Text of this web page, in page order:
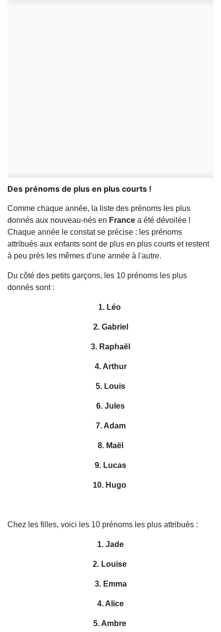
Des prénoms de plus en plus courts !
Comme chaque année, la liste des prénoms les plus
donnés aux nouveau-nés en France a été dévoilée !
Chaque année le constat se précise : les prénoms
attribués aux enfants sont de plus en plus courts et restent
à peu près les mêmes d'une année à l'autre.
Du côté des petits garçons, les 10 prénoms les plus
donnés sont :
1. Léo
2. Gabriel
3. Raphaël
4. Arthur
5. Louis
6. Jules
7. Adam
8. Maël
9. Lucas
10. Hugo
Chez les filles, voici les 10 prénoms les plus attribués :
1. Jade
2. Louise
3. Emma
4. Alice
5. Ambre